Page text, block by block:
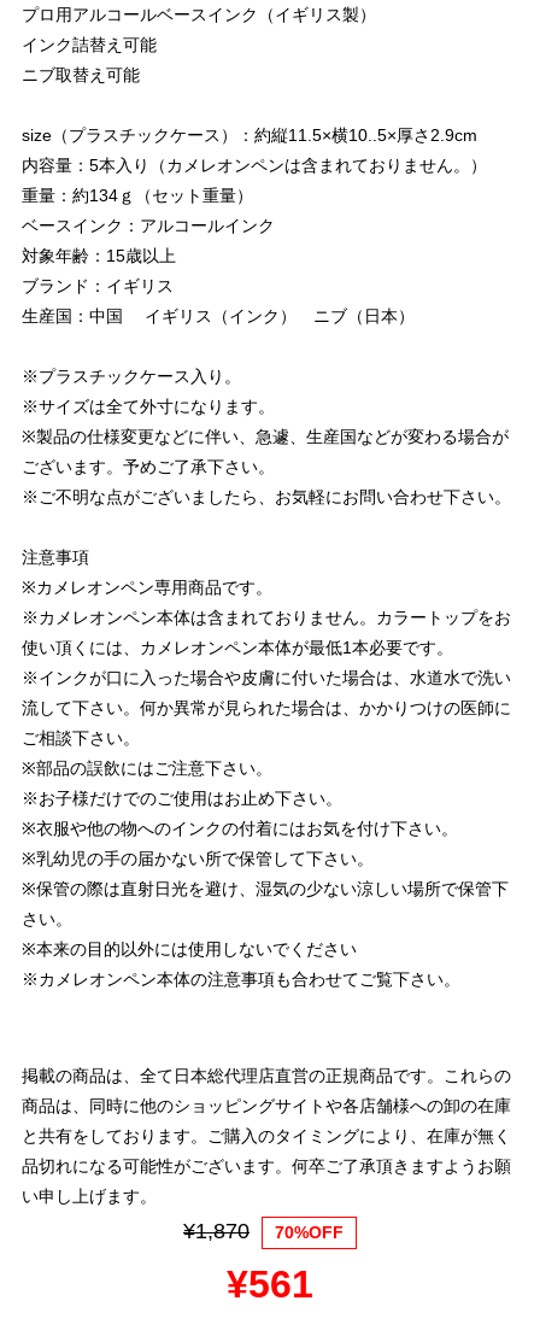
プロ用アルコールベースインク（イギリス製）
インク詰替え可能
ニブ取替え可能
size（プラスチックケース）：約縦11.5×横10..5×厚さ2.9cm
内容量：5本入り（カメレオンペンは含まれておりません。）
重量：約134ｇ（セット重量）
ベースインク：アルコールインク
対象年齢：15歳以上
ブランド：イギリス
生産国：中国 イギリス（インク） ニブ（日本）
※プラスチックケース入り。
※サイズは全て外寸になります。
※製品の仕様変更などに伴い、急遽、生産国などが変わる場合が
ございます。予めご了承下さい。
※ご不明な点がございましたら、お気軽にお問い合わせ下さい。
注意事項
※カメレオンペン専用商品です。
※カメレオンペン本体は含まれておりません。カラートップをお
使い頂くには、カメレオンペン本体が最低1本必要です。
※インクが口に入った場合や皮膚に付いた場合は、水道水で洗い
流して下さい。何か異常が見られた場合は、かかりつけの医師に
ご相談下さい。
※部品の誤飲にはご注意下さい。
※お子様だけでのご使用はお止め下さい。
※衣服や他の物へのインクの付着にはお気を付け下さい。
※乳幼児の手の届かない所で保管して下さい。
※保管の際は直射日光を避け、湿気の少ない涼しい場所で保管下
さい。
※本来の目的以外には使用しないでください
※カメレオンペン本体の注意事項も合わせてご覧下さい。
掲載の商品は、全て日本総代理店直営の正規商品です。これらの
商品は、同時に他のショッピングサイトや各店舗様への卸の在庫
と共有をしております。ご購入のタイミングにより、在庫が無く
品切れになる可能性がございます。何卒ご了承頂きますようお願
い申し上げます。
¥1,870 70%OFF
¥561